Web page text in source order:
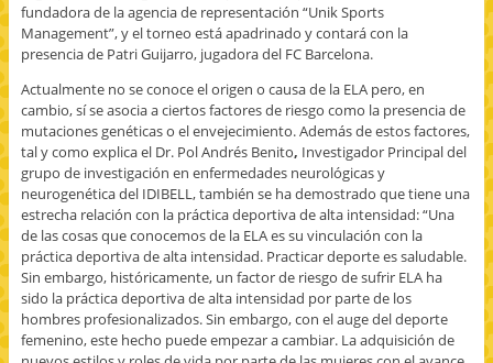
fundadora de la agencia de representación “Unik Sports
Management”, y el torneo está apadrinado y contará con la
presencia de Patri Guijarro, jugadora del FC Barcelona.
Actualmente no se conoce el origen o causa de la ELA pero, en
cambio, sí se asocia a ciertos factores de riesgo como la presencia de
mutaciones genéticas o el envejecimiento. Además de estos factores,
tal y como explica el Dr. Pol Andrés Benito, Investigador Principal del
grupo de investigación en enfermedades neurológicas y
neurogenética del IDIBELL, también se ha demostrado que tiene una
estrecha relación con la práctica deportiva de alta intensidad: “Una
de las cosas que conocemos de la ELA es su vinculación con la
práctica deportiva de alta intensidad. Practicar deporte es saludable.
Sin embargo, históricamente, un factor de riesgo de sufrir ELA ha
sido la práctica deportiva de alta intensidad por parte de los
hombres profesionalizados. Sin embargo, con el auge del deporte
femenino, este hecho puede empezar a cambiar. La adquisición de